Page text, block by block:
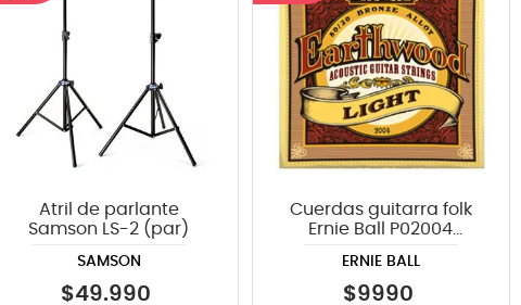
Atril de parlante
Samson LS-2 (par)
SAMSON
$49.990
Cuerdas guitarra folk
Ernie Ball P02004
ERNIE BALL
$9990